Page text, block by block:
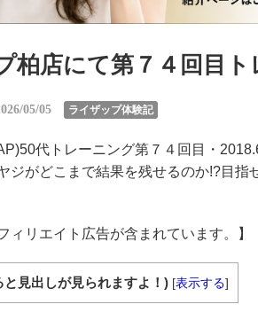
柏店にて第７４回目
05/05 ライザップ体験記
代トレーニング第７４回目・
ジがどこまで結果を残せるのか!?目
ィリエイト広告が含まれています。】
と見出しが見られますよ！) [表示する]